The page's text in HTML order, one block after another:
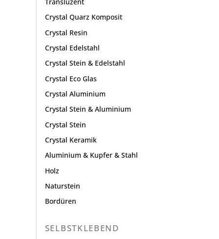
Crystal Quarz Komposit
Crystal Resin
Crystal Edelstahl
Crystal Stein & Edelstahl
Crystal Eco Glas
Crystal Aluminium
Crystal Stein & Aluminium
Crystal Stein
Crystal Keramik
Aluminium & Kupfer & Stahl
Holz
Naturstein
Bordüren
SELBSTKLEBEND